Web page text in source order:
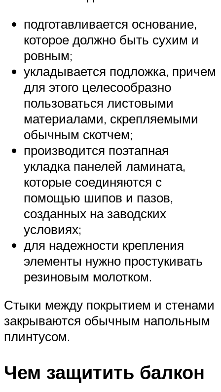
подготавливается основание,
которое должно быть сухим и
ровным;
укладывается подложка, причем
для этого целесообразно
пользоваться листовыми
материалами, скрепляемыми
обычным скотчем;
производится поэтапная
укладка панелей ламината,
которые соединяются с
помощью шипов и пазов,
созданных на заводских
условиях;
для надежности крепления
элементы нужно простукивать
резиновым молотком.
Стыки между покрытием и стенами
закрываются обычным напольным
плинтусом.
Чем защитить балкон